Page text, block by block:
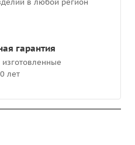
в любой регион
гарантия
изготовленные
лет